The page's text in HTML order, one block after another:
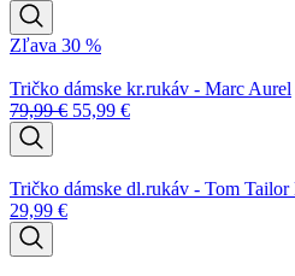
Zľava 30 %
Tričko dámske kr.rukáv - Marc Aurel
79,99€ 55,99 €
Tričko dámske dl.rukáv - Tom Tailor
29,99 €